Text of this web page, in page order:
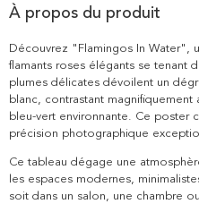
À propos du produit
Découvrez "Flamingos In Water",
flamants roses élégants se tenant
plumes délicates dévoilent un
blanc, contrastant
bleu-vert environnante. Ce poster
précision photographique
Ce tableau dégage une
les espaces modernes,
soit dans un salon, une chambre